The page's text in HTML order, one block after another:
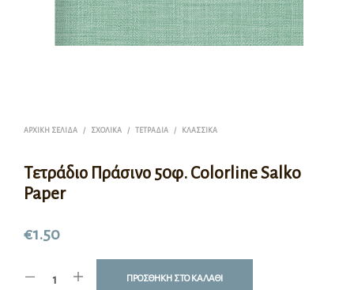
ΑΡΧΙΚΉ ΣΕΛΊΔΑ / ΣΧΟΛΙΚΆ / ΤΕΤΡΆΔΙΑ / ΚΛΑΣΣΙΚΆ
Τετράδιο Πράσινο 50φ. Colorline Salko
Paper
€1.50
ΠΡΟΣΘΉΚΗ ΣΤΟ ΚΑΛΆΘΙ